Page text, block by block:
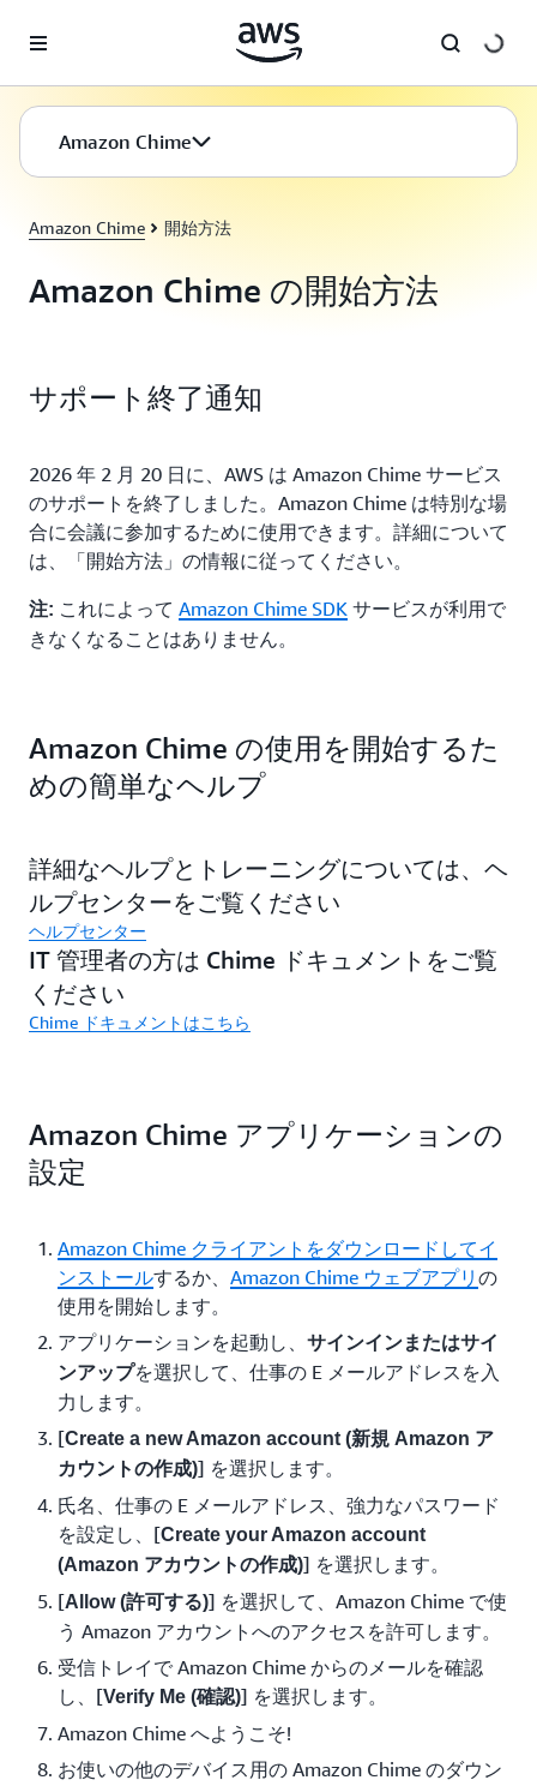
Amazon Chime
Amazon Chime 開始方法
Amazon Chime の開始方法
サポート終了通知
2026 年 2 月 20 日に、AWS は Amazon Chime サービス
のサポートを終了しました。Amazon Chime は特別な場
合に会議に参加するために使用できます。詳細について
は、「開始方法」の情報に従ってください。
注: これによって Amazon Chime SDK サービスが利用で
きなくなることはありません。
Amazon Chime の使用を開始するた
めの簡単なヘルプ
詳細なヘルプとトレーニングについては、ヘ
ルプセンターをご覧ください
ヘルプセンター
IT 管理者の方は Chime ドキュメントをご覧
ください
Chime ドキュメントはこちら
Amazon Chime アプリケーションの
設定
Amazon Chime クライアントをダウンロードしてイ
ンストールするか、 Amazon Chime ウェブアプリ の
使用を開始します。
アプリケーションを起動し、 サインインまたはサイ
ンアップを選択して、仕事の E メールアドレスを入
力します。
[Create a new Amazon account (新規 Amazon ア
カウントの作成)] を選択します。
氏名、仕事の E メールアドレス、強力なパスワード
を設定し、[Create your Amazon account
(Amazon アカウントの作成)] を選択します。
[Allow (許可する)] を選択して、Amazon Chime で使
う Amazon アカウントへのアクセスを許可します。
受信トレイで Amazon Chime からのメールを確認
し、[Verify Me (確認)] を選択します。
Amazon Chime へようこそ!
お使いの他のデバイス用の Amazon Chime のダウン